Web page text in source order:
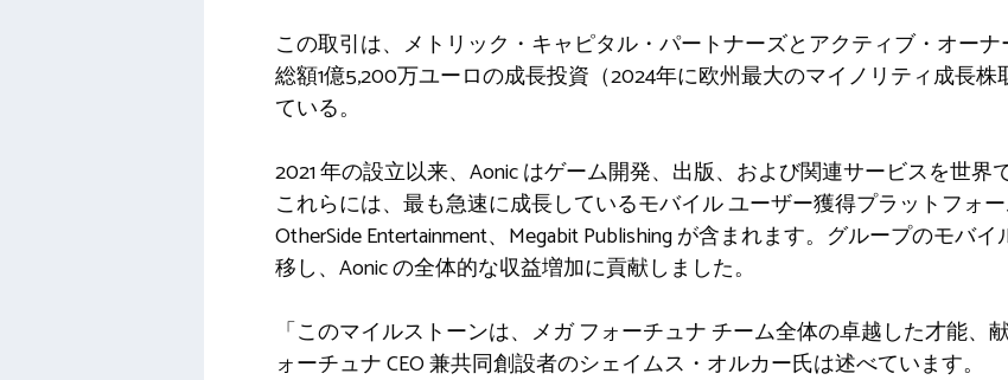
この取引は、メトリック・キャピタル・パートナーズとアクティブ・オー
総額1億5,200万ユーロの成長投資（2024年に欧州最大のマイノリティ成長
ている。
2021 年の設立以来、Aonic はゲーム開発、出版、および関連サービスを世界
これらには、最も急速に成長しているモバイル ユーザー獲得プラットフォー
OtherSide Entertainment、Megabit Publishing が含まれます。グループのモバ
移し、Aonic の全体的な収益増加に貢献しました。
「このマイルストーンは、メガ フォーチュナ チーム全体の卓越した才能、
ォーチュナ CEO 兼共同創設者のシェイムス・オルカー氏は述べています。